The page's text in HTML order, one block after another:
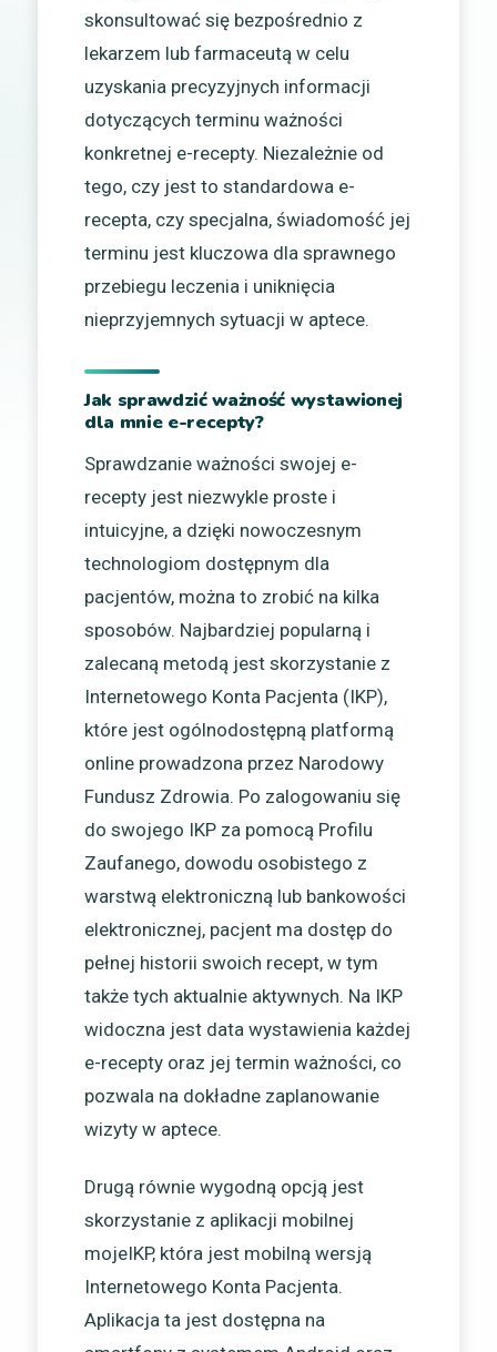
skonsultować się bezpośrednio z
lekarzem lub farmaceutą w celu
uzyskania precyzyjnych informacji
dotyczących terminu ważności
konkretnej e-recepty. Niezależnie od
tego, czy jest to standardowa e-
recepta, czy specjalna, świadomość jej
terminu jest kluczowa dla sprawnego
przebiegu leczenia i uniknięcia
nieprzyjemnych sytuacji w aptece.
Jak sprawdzić ważność wystawionej
dla mnie e-recepty?
Sprawdzanie ważności swojej e-
recepty jest niezwykle proste i
intuicyjne, a dzięki nowoczesnym
technologiom dostępnym dla
pacjentów, można to zrobić na kilka
sposobów. Najbardziej popularną i
zalecaną metodą jest skorzystanie z
Internetowego Konta Pacjenta (IKP),
które jest ogólnodostępną platformą
online prowadzona przez Narodowy
Fundusz Zdrowia. Po zalogowaniu się
do swojego IKP za pomocą Profilu
Zaufanego, dowodu osobistego z
warstwą elektroniczną lub bankowości
elektronicznej, pacjent ma dostęp do
pełnej historii swoich recept, w tym
także tych aktualnie aktywnych. Na IKP
widoczna jest data wystawienia każdej
e-recepty oraz jej termin ważności, co
pozwala na dokładne zaplanowanie
wizyty w aptece.
Drugą równie wygodną opcją jest
skorzystanie z aplikacji mobilnej
mojeIKP, która jest mobilną wersją
Internetowego Konta Pacjenta.
Aplikacja ta jest dostępna na